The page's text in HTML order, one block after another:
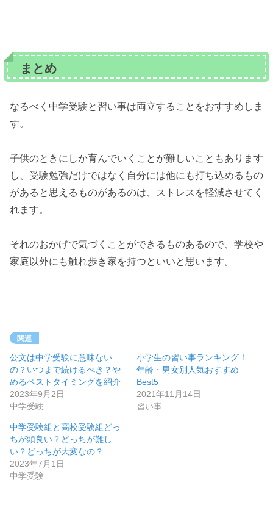
まとめ
なるべく中学受験と習い事は両立することをおすすめしま
す。
子供のときにしか育んでいくことが難しいこともあります
し、受験勉強だけではなく自分には他にも打ち込めるもの
があると思えるものがあるのは、ストレスを軽減させてく
れます。
それのおかげで気づくことができるものあるので、学校や
家庭以外にも触れ歩き家を持つといいと思います。
関連
公文は中学受験に意味ない
の？いつまで続けるべき？や
めるベストタイミングを紹介
2023年9月2日
中学受験
小学生の習い事ランキング！
年齢・男女別人気おすすめ
Best5
2021年11月14日
習い事
中学受験組と高校受験組どっ
ちが頭良い？どっちが難し
い？どっちが大変なの？
2023年7月1日
中学受験